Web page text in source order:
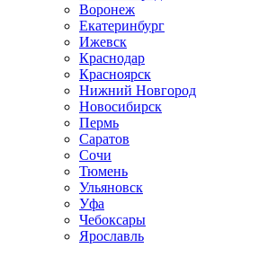
Воронеж
Екатеринбург
Ижевск
Краснодар
Красноярск
Нижний Новгород
Новосибирск
Пермь
Саратов
Сочи
Тюмень
Ульяновск
Уфа
Чебоксары
Ярославль